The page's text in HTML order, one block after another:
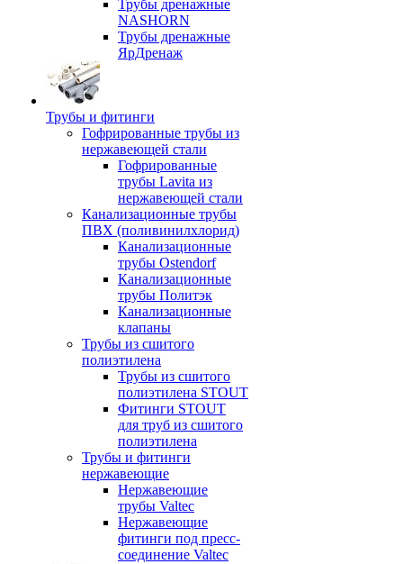
Трубы дренажные
NASHORN
Трубы дренажные
ЯрДренаж
Трубы и фитинги
Гофрированные трубы из
нержавеющей стали
Гофрированные
трубы Lavita из
нержавеющей стали
Канализационные трубы
ПВХ (поливинилхлорид)
Канализационные
трубы Ostendorf
Канализационные
трубы Политэк
Канализационные
клапаны
Трубы из сшитого
полиэтилена
Трубы из сшитого
полиэтилена STOUT
Фитинги STOUT
для труб из сшитого
полиэтилена
Трубы и фитинги
нержавеющие
Нержавеющие
трубы Valtec
Нержавеющие
фитинги под пресс-
соединение Valtec